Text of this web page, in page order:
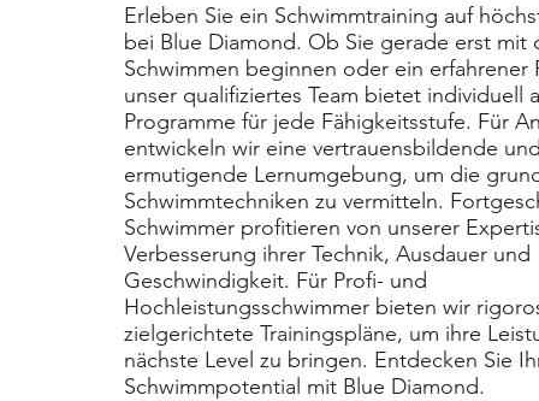
Erleben Sie ein Schwimmtraining auf
bei Blue Diamond. Ob Sie gerade erst mit
Schwimmen beginnen oder ein erfahrener
unser qualifiziertes Team bietet individuell
Programme für jede Fähigkeitsstufe. Für
entwickeln wir eine vertrauensbildende
ermutigende Lernumgebung, um die
Schwimmtechniken zu vermitteln.
Schwimmer profitieren von unserer
Verbesserung ihrer Technik, Ausdauer und
Geschwindigkeit. Für Profi- und
Hochleistungsschwimmer bieten wir
zielgerichtete Trainingspläne, um ihre
nächste Level zu bringen. Entdecken Sie
Schwimmpotential mit Blue Diamond.